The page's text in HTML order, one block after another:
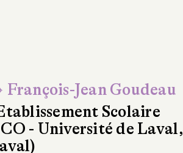
Jean Goudeau
Scolaire
- Université de Laval,